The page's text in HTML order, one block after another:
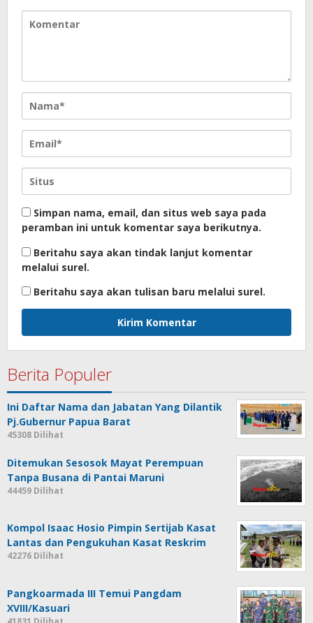
Simpan nama, email, dan situs web saya pada
peramban ini untuk komentar saya berikutnya.
Beritahu saya akan tindak lanjut komentar
melalui surel.
Beritahu saya akan tulisan baru melalui surel.
Berita Populer
Ini Daftar Nama dan Jabatan Yang Dilantik
Pj.Gubernur Papua Barat
45308 Dilihat
Ditemukan Sesosok Mayat Perempuan
Tanpa Busana di Pantai Maruni
44459 Dilihat
Kompol Isaac Hosio Pimpin Sertijab Kasat
Lantas dan Pengukuhan Kasat Reskrim
42276 Dilihat
Pangkoarmada III Temui Pangdam
XVIII/Kasuari